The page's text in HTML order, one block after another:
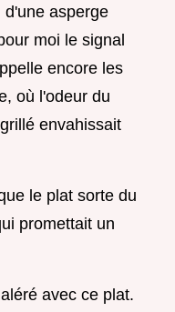
d'une asperge
moi le signal
encore les
où l'odeur du
envahissait
le plat sorte du
promettait un
avec ce plat.